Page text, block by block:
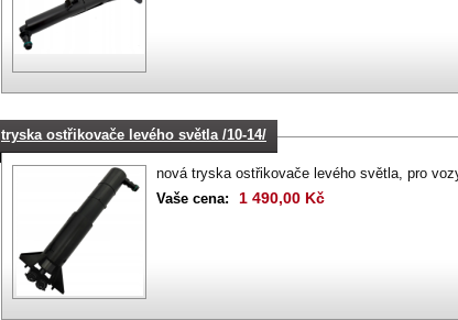
tryska ostřikovače levého světla /10-14/
nová tryska ostřikovače levého světla, pro
Vaše cena:
1 490,00 Kč